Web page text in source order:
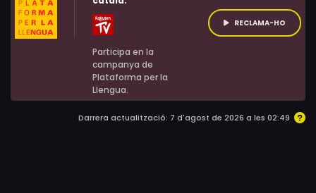
Rabbaoui, Christoph Domanski, Sascha Strutz, Tatjana
Zweck, Klaus Burkhardt, May Nivola
Participa en la
campanya de
Plataforma per la
Llengua.
RECLAMA-HO
Darrera actualització: 7 d'agost de 2026 a les 02:49